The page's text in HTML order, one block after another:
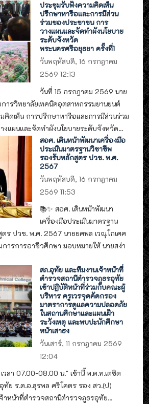
ประชุมรับฟังความคิดเห็น
ปรึกษาหารือและการมีส่วน
ร่วมของประชาชน การ
วางแผนและจัดทำผังนโยบาย
ระดับจังหวัด
พระนครศรีอยุธยา ครั้งที่1
วันพฤหัสบดี, 16 กรกฎาคม
2569 12:13
วันที่ 15 กรกฎาคม 2569 นาย
ารวิทยาลัยเทคนิคอุตสาหกรรมยานยนต์
คิดเห็น การปรึกษาหารือและการมีส่วนร่วม
งแผนและจัดทำผังนโยบายระดับจังหวัด...
สอศ. เดินหน้าพัฒนาเครื่องมือ
ประเมินมาตรฐานวิชาชีพ
รองรับหลักสูตร ปวช. พ.ศ.
2567
วันพฤหัสบดี, 16 กรกฎาคม
2569 11:53
📚✨ สอศ. เดินหน้าพัฒนา
เครื่องมือประเมินมาตรฐาน
ร ปวช. พ.ศ. 2567 นายยศพล เวณุโกเศศ
ารการอาชีวศึกษา มอบหมายให้ นายสง่า
สภ.อุทัย และทีมงานเจ้าหน้าที่
ตำรวจสถานีตำรวจภูธรอุทัย
เข้าปฏิบัติหน้าที่ร่วมกับคณะผู้
บริหาร ครูเวรจุดคัดกรอง
มาตราการดูแลความปลอดภัย
ในสถานศึกษาและแผนเฝ้า
ระวังเหตุ และพบปะนักศึกษา
หน้าเสาธง
วันเสาร์, 11 กรกฎาคม 2569
12:04
ลา 07.00-08.00 น." เช้านี้ พ.ต.ท.เตชิต
ทัย ร.ต.อ.สุรพล ศรีโคตร รอง สว.(ป)
าหน้าที่ตำรวจสถานีตำรวจภูธรอุทัย...